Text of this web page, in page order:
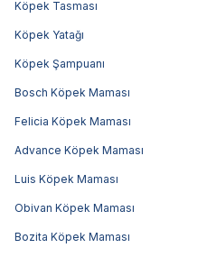
Köpek Tasması
Köpek Yatağı
Köpek Şampuanı
Bosch Köpek Maması
Felicia Köpek Maması
Advance Köpek Maması
Luis Köpek Maması
Obivan Köpek Maması
Bozita Köpek Maması